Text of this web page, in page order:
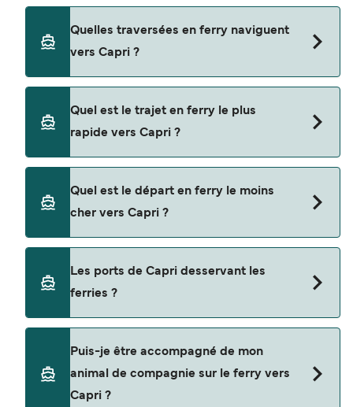
Quelles traversées en ferry naviguent
vers Capri ?
Naples
Positano
Amalfi
Castellammare di Stabia
Salerne
Maiori
Minori
Quel est le trajet en ferry le plus
rapide vers Capri ?
sur la route Sorrente - Capri, avec une durée du
trajet d’environ 25 minutes.
Quel est le départ en ferry le moins
cher vers Capri ?
coûte $45 sur la route Piano di Sorrento - Capri.
Les ports de Capri desservant les
ferries ?
Capri
Puis-je être accompagné de mon
animal de compagnie sur le ferry vers
Capri ?